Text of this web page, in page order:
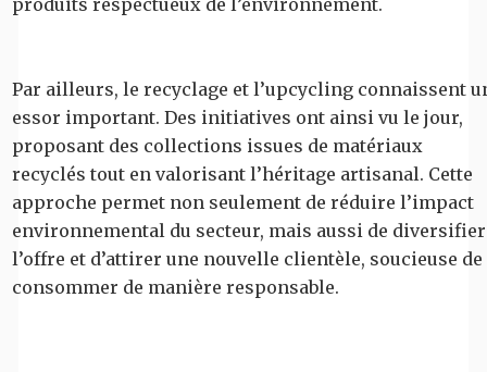
produits respectueux de l’environnement.
Par ailleurs, le recyclage et l’upcycling connaissent
essor important. Des initiatives ont ainsi vu le jour,
proposant des collections issues de matériaux
recyclés tout en valorisant l’héritage artisanal. Cette
approche permet non seulement de réduire l’impact
environnemental du secteur, mais aussi de diversifier
l’offre et d’attirer une nouvelle clientèle, soucieuse de
consommer de manière responsable.